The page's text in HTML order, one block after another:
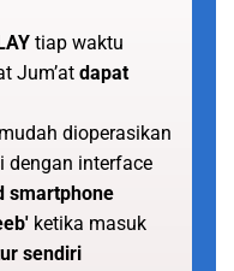
tiap waktu
Jum’at dapat
dioperasikan
dengan interface
smartphone
ketika masuk
sendiri